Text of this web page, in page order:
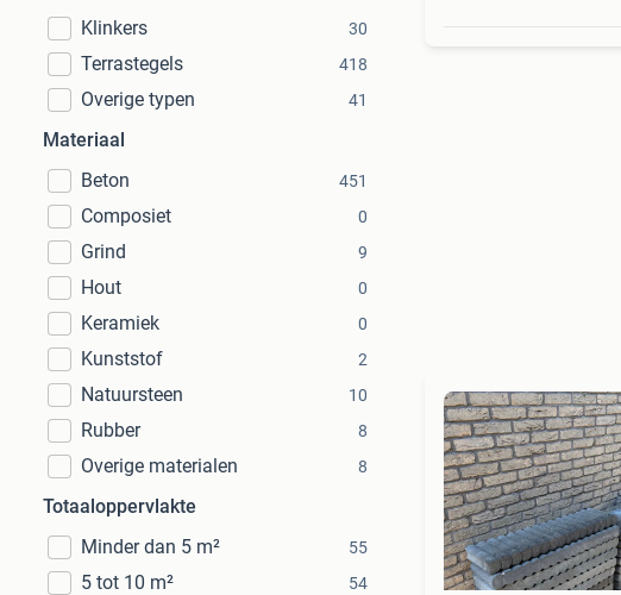
Klinkers
30
Terrastegels 418
Overige typen 41
Materiaal
Beton
451
Composiet 0
Grind 9
Hout 0
Keramiek 0
Kunststof 2
Natuursteen 10
Rubber 8
Overige materialen 8
Totaaloppervlakte
Minder dan 5 m²
55
5 tot 10 m² 54